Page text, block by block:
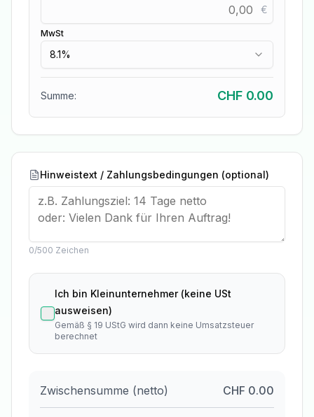
€
MwSt
8.1%
Summe: CHF 0.00
Hinweistext / Zahlungsbedingungen (optional)
0/500 Zeichen
Ich bin Kleinunternehmer (keine USt
ausweisen)
Gemäß § 19 UStG wird dann keine Umsatzsteuer
berechnet
Zwischensumme (netto) CHF 0.00